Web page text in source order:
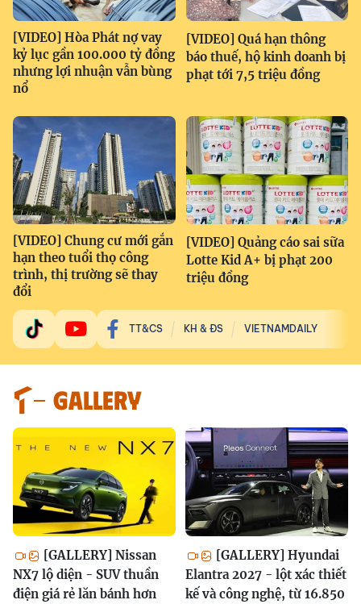
[VIDEO] Hòa Phát nợ vay
kỷ lục gần 100.000 tỷ đồng
nhưng lợi nhuận vẫn bùng
nổ
[VIDEO] Quá hạn thông
báo thuế, hộ kinh doanh bị
phạt tới 7,5 triệu đồng
[VIDEO] Chung cư mới gắn
hạn theo tuổi thọ công
trình, thị trường sẽ thay
đổi
[VIDEO] Quảng cáo sai sữa
Lotte Kid A+ bị phạt 200
triệu đồng
TT&CS KH & ĐS VIETNAMDAILY
GALLERY
[GALLERY] Nissan
NX7 lộ diện - SUV thuần
điện giá rẻ lăn bánh hơn
[GALLERY] Hyundai
Elantra 2027 - lột xác thiết
kế và công nghệ, từ 16.850